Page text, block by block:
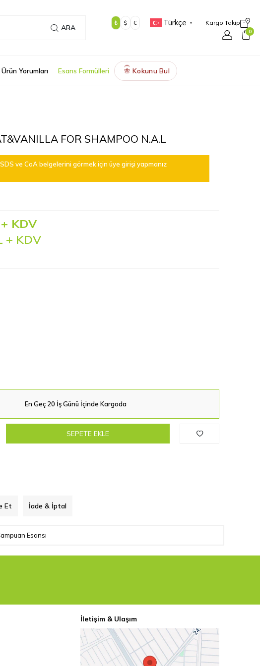
ARA
₺ $ € Türkçe ▼ Kargo Takip
0
Ürün Yorumları Esans Formülleri 🌸 Kokunu Bul
FOR SHAMPOO N.A.L
ve CoA belgelerini görmek için üye girişi yapmanız
KDV
+ KDV
En Geç 20 İş Günü İçinde Kargoda
SEPETE EKLE
Et İade & İptal
Esansı
İletişim & Ulaşım